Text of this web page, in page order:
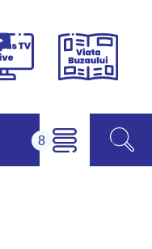
Campus
Viața